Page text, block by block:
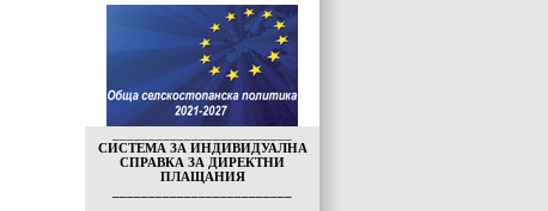
СИСТЕМА ЗА ИНДИВИДУАЛНА
СПРАВКА ЗА ДИРЕКТНИ
ПЛАЩАНИЯ